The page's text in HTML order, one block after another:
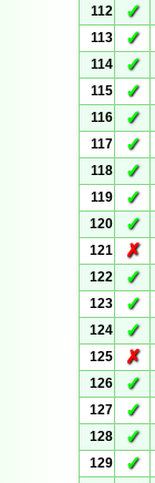
112
✓
113
✓
114
✓
115
✓
116
✓
117
✓
118
✓
119
✓
120
✓
121
✗
122
✓
123
✓
124
✓
125
✗
126
✓
127
✓
128
✓
129
✓